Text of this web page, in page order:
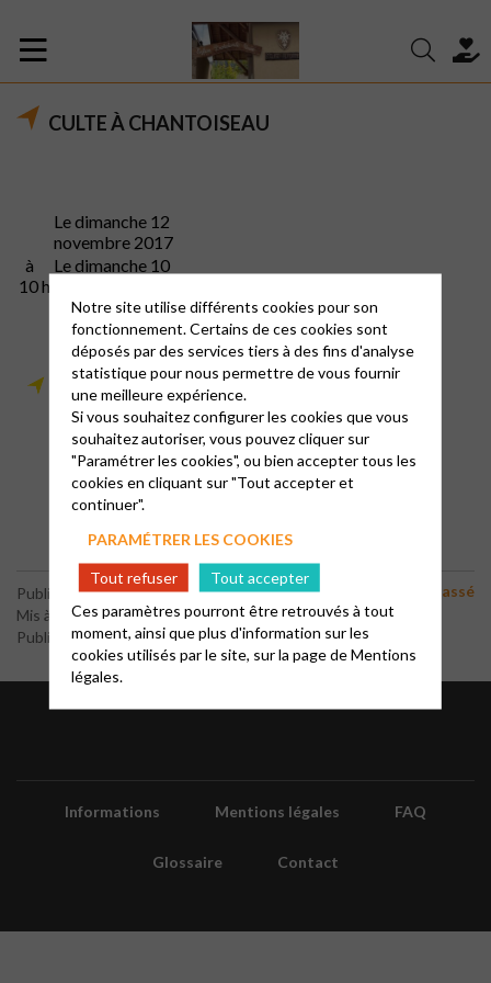
CULTE À CHANTOISEAU
Le dimanche 12
novembre 2017
à
10 h
Le dimanche 10
Le dimanche 14 janvier
2018
Pour obtenir le tableau
des cultescliquez ici…
Publié le 23 septembre 2017
Mis à jour le 7 février 2018
Publié par le webmaster
Non classé
Informations Mentions légales FAQ
Glossaire Contact
Notre site utilise différents cookies pour son
fonctionnement. Certains de ces cookies sont
déposés par des services tiers à des fins d'analyse
statistique pour nous permettre de vous fournir
une meilleure expérience.
Si vous souhaitez configurer les cookies que vous
souhaitez autoriser, vous pouvez cliquer sur
"Paramétrer les cookies", ou bien accepter tous les
cookies en cliquant sur "Tout accepter et
continuer".
PARAMÉTRER LES COOKIES
Tout refuser
Tout accepter
Ces paramètres pourront être retrouvés à tout
moment, ainsi que plus d'information sur les
cookies utilisés par le site, sur la page deMentions
légales.